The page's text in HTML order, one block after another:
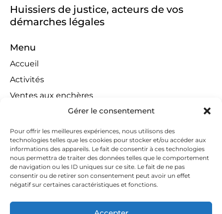
Gérer le consentement
Pour offrir les meilleures expériences, nous utilisons des
technologies telles que les cookies pour stocker et/ou accéder aux
informations des appareils. Le fait de consentir à ces technologies
nous permettra de traiter des données telles que le comportement
de navigation ou les ID uniques sur ce site. Le fait de ne pas
consentir ou de retirer son consentement peut avoir un effet
négatif sur certaines caractéristiques et fonctions.
Huissiers de justice, acteurs de vos
démarches légales
Menu
Accueil
Activités
Ventes aux enchères
Compétences territoriales
Jeux concours
Liens
Contact
Contactez-nous
huissiers@tapella-nilles.lu